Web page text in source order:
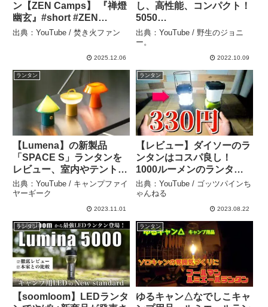
ン【ZEN Camps】 『禅燈
幽玄』#short #ZEN
Camps #禅燈#幽玄#キャ
出典：YouTube / 焚き火ファン
2025.12.06
し、高性能、コンパクト！
5050
WORKSHOP「MINIMALI
GHT」をレビュー！次世代
ゴールゼロとなるか？【ミ
ニー。
出典：YouTube / 野生のジョニ
ー。
2022.10.09
ランタン
【Lumena】の新製品
「SPACE S」ランタンを
レビュー、室内やテントラ
イフに最適なおもしろキャ
ンプランタン – キャンプフ
出典：YouTube / キャンプファイ
ヤーギーク
2023.11.01
ランタン
【レビュー】ダイソーのラ
ンタンはコスパ良し！
1000ルーメンのランタン
と比較してみた。 – ゴッツ
パインちゃんねる
出典：YouTube / ゴッツパインち
ゃんねる
2023.08.22
ランタン
【soomloom】LEDランタ
ランタン
ゆるキャン△なでしこキャ